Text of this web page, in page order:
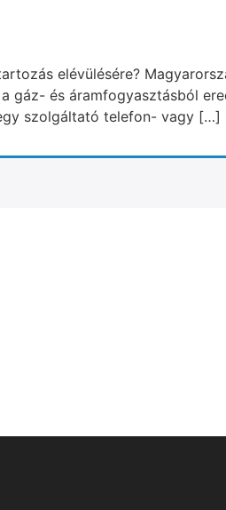
elévülésére?
gáz- és áramfogyasztásból
szolgáltató telefon- vagy […]